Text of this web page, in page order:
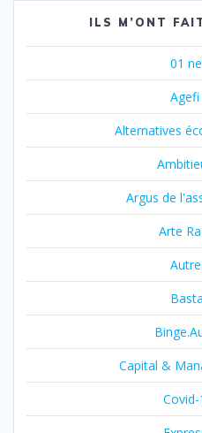
ILS M’ONT
01
Agefi
Alternatives
Argus de
Arte
Capital &
Covid-